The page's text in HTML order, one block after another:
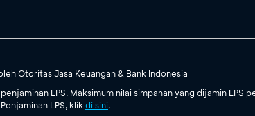
Otoritas Jasa Keuangan & Bank Indonesia
LPS. Maksimum nilai simpanan yang dijamin LPS
LPS, klik di sini.